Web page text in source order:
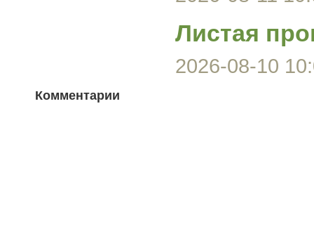
Листая
2026-08-10
Комментарии